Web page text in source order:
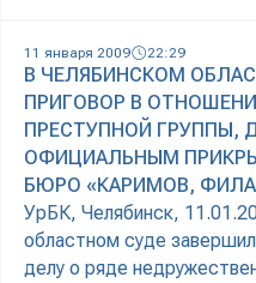
11 января 2009 22:29
В ЧЕЛЯБИНСКОМ
ПРИГОВОР В
ПРЕСТУПНОЙ ГРУППЫ,
ОФИЦИАЛЬНЫМ
БЮРО «КАРИМОВ,
УрБК, Челябинск,
областном суде
делу о ряде